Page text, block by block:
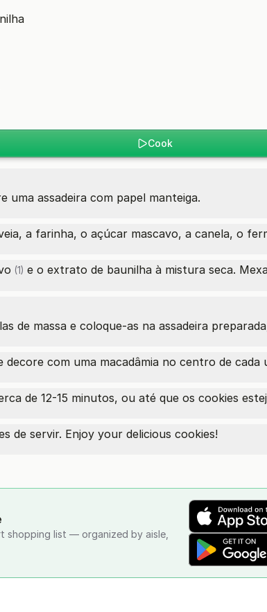
Cook
uma assadeira com papel manteiga.
a farinha, o açúcar mascavo, a canela, o
(1) e o extrato de baunilha à mistura seca.
de massa e coloque-as na assadeira
decore com uma macadâmia no centro de cada
de 12-15 minutos, ou até que os cookies
de servir. Enjoy your delicious cookies!
shopping list — organized by aisle,